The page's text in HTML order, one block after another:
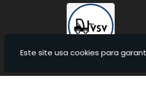
Locação de Empilhadeira 25
Este site usa cookies para